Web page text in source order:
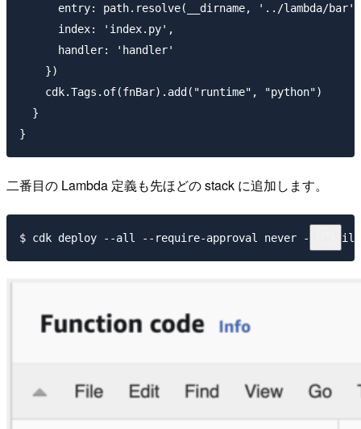
entry: path.resolve(__dirname, '../lambda/
      index: 'index.py',
      handler: 'handler'
    })
    cdk.Tags.of(fnBar).add("runtime", "python")
  }
二番目の Lambda 定義も先ほどの stack に追加します。